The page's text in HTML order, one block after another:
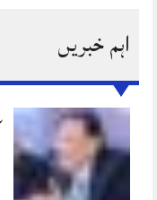
اہم خبریں